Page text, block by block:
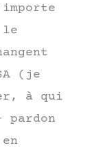
le
(je
à qui